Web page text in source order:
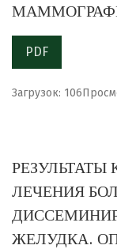
PDF
Загрузок: 106
ЛЕЧЕНИЯ
ЖЕЛУДКА.